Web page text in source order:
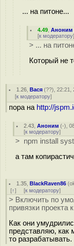
... на питоне...
4.49 ,Аноним
[к модератору]
> ... на
Который не
1.26 ,Вася (??), 22:21,
[к модератору]
пора на http://
2.43 ,Аноним (-),
[к модератору]
> npm install
а там
1.35 ,BlackRaven86 (
[↑] [к модератору]
> Включить по
привязки проекта
Как они
представляю, как
то разрабатывать.